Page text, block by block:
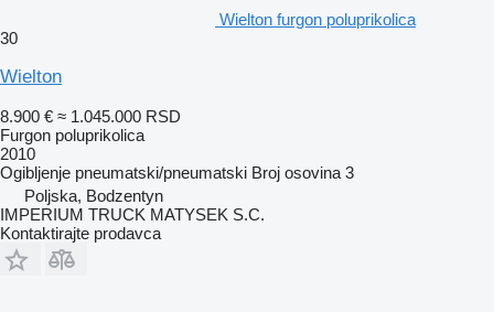
Wielton furgon poluprikolica
30
Wielton
8.900 € ≈ 1.045.000 RSD
Furgon poluprikolica
2010
Ogibljenje pneumatski/pneumatski Broj osovina 3
Poljska, Bodzentyn
IMPERIUM TRUCK MATYSEK S.C.
Kontaktirajte prodavca